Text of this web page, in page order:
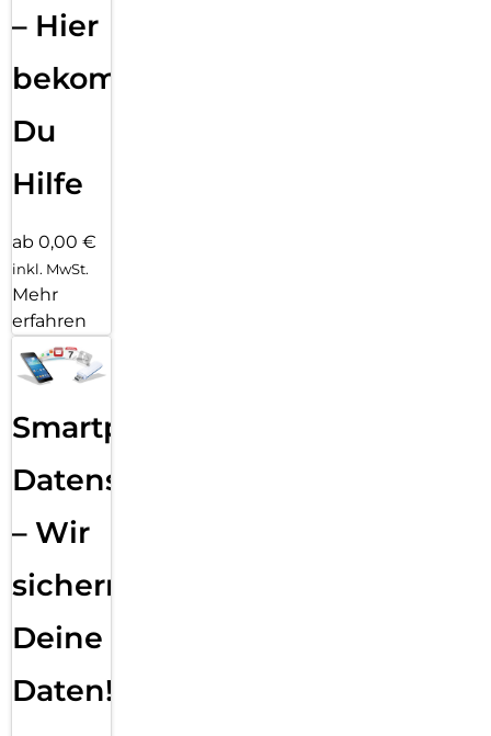
– Hier
bekommst
Du
Hilfe
ab 0,00 €
inkl. MwSt.
Mehr
erfahren
Smartphone
Datensicherung
– Wir
sichern
Deine
Daten!